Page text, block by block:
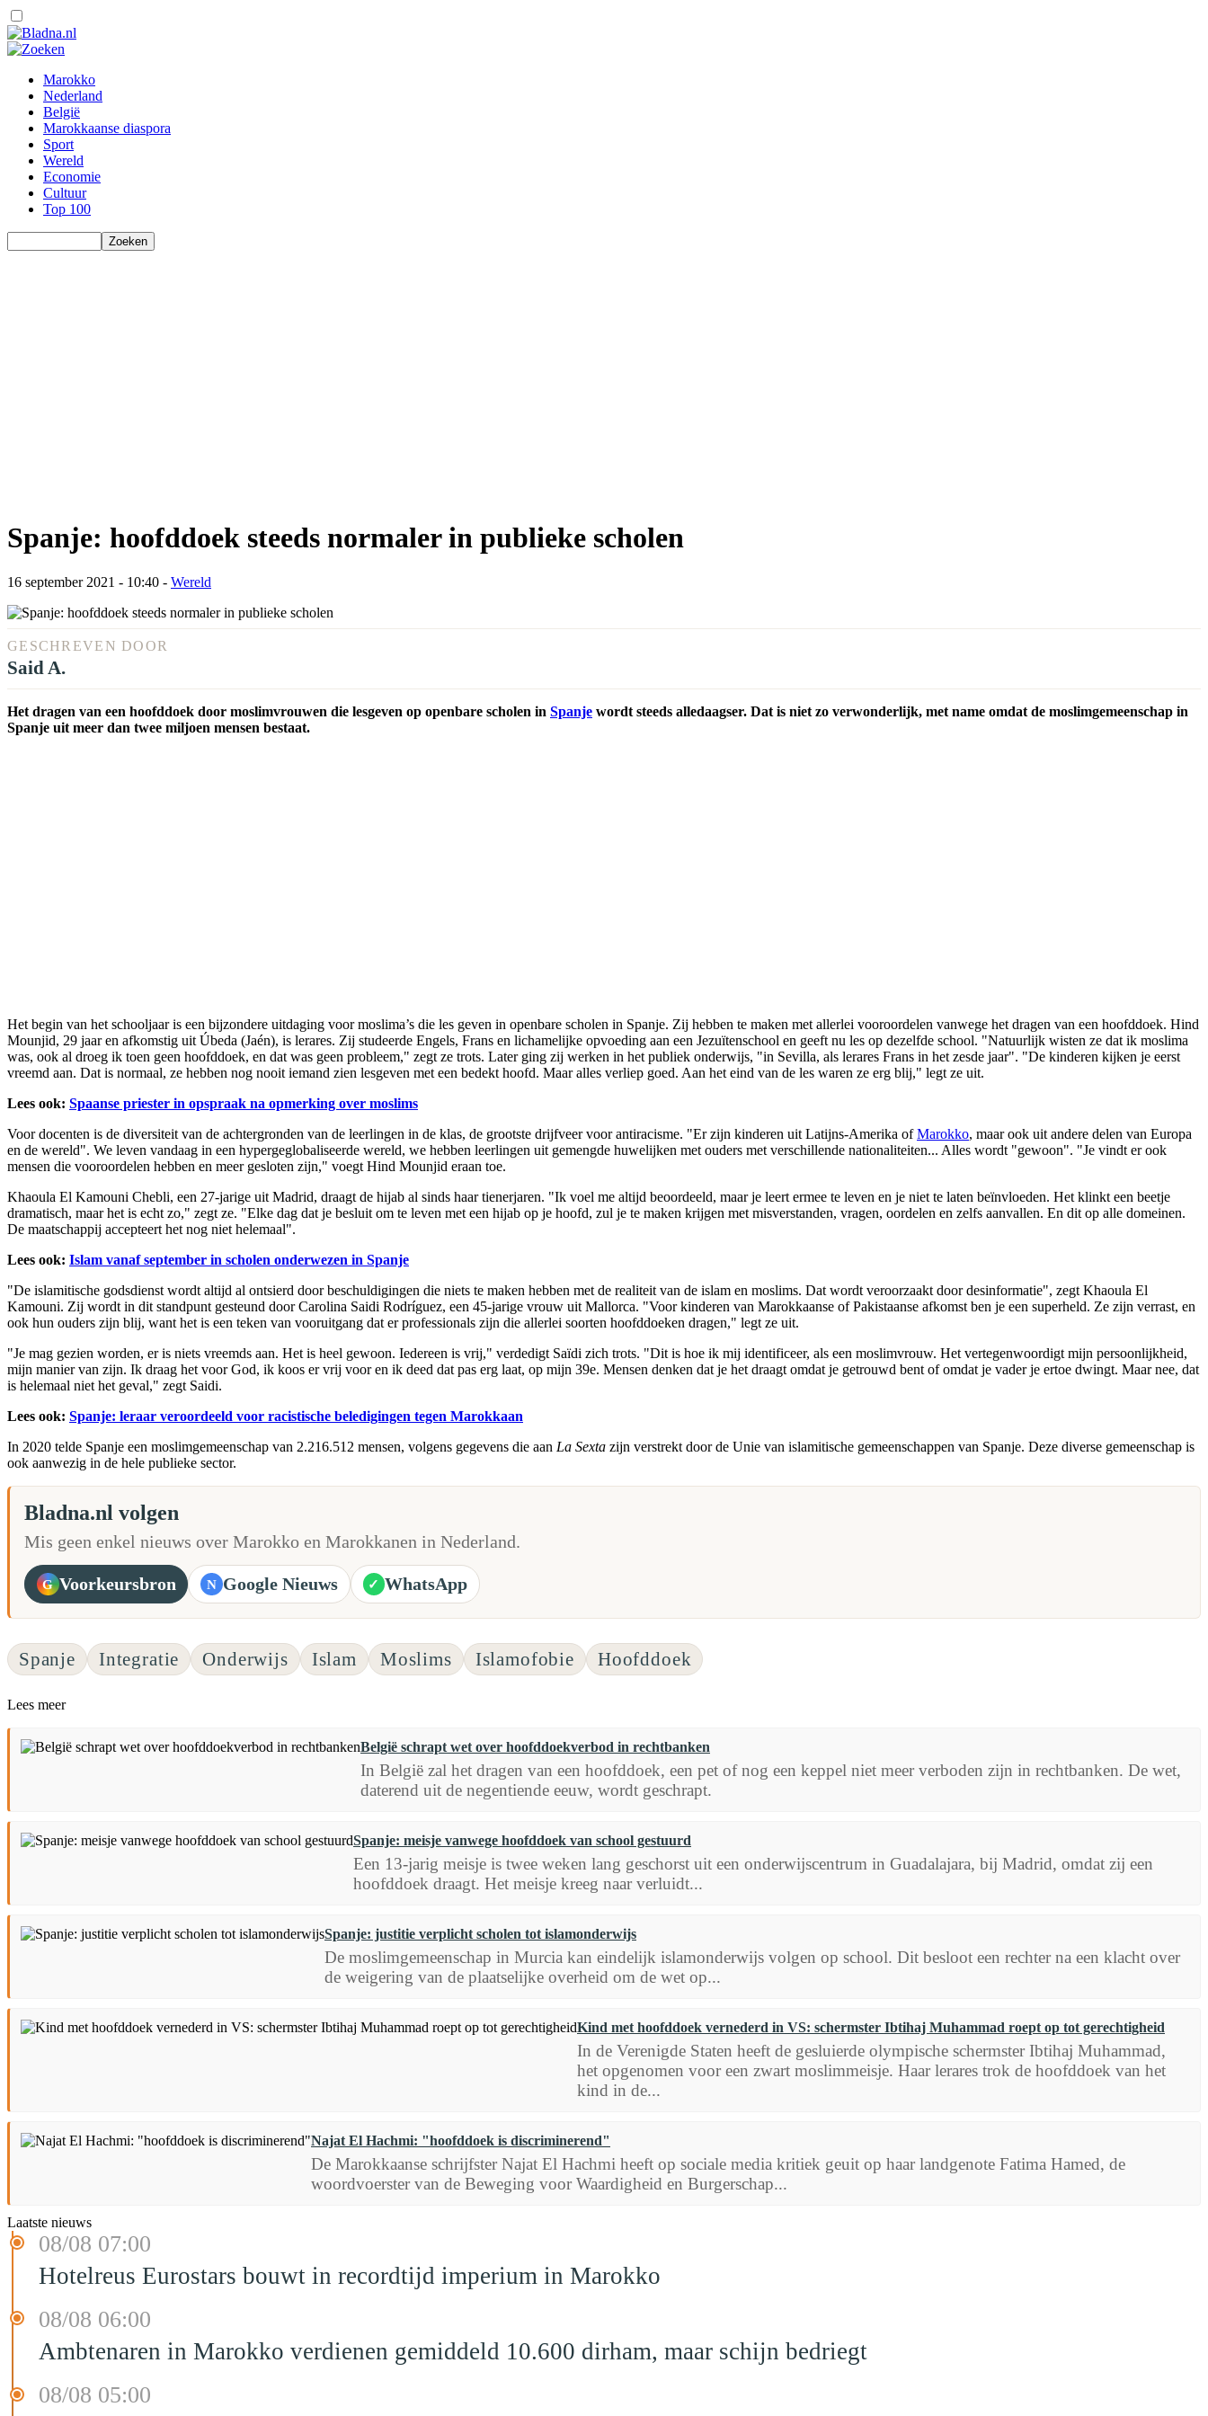
Marokko
Nederland
België
Marokkaanse diaspora
Sport
Wereld
Economie
Cultuur
Top 100
Spanje: hoofddoek steeds normaler in publieke scholen
16 september 2021 - 10:40 - Wereld
GESCHREVEN DOOR
Said A.
Het dragen van een hoofddoek door moslimvrouwen die lesgeven op openbare scholen in Spanje wordt steeds alledaagser. Dat is niet zo verwonderlijk, met name omdat de moslimgemeenschap in
Spanje uit meer dan twee miljoen mensen bestaat.
Het begin van het schooljaar is een bijzondere uitdaging voor moslima’s die les geven in openbare scholen in Spanje. Zij hebben te maken met allerlei vooroordelen vanwege het dragen van een hoofddoek. Hind
Mounjid, 29 jaar en afkomstig uit Úbeda (Jaén), is lerares. Zij studeerde Engels, Frans en lichamelijke opvoeding aan een Jezuïtenschool en geeft nu les op dezelfde school. "Natuurlijk wisten ze dat ik moslima
was, ook al droeg ik toen geen hoofddoek, en dat was geen probleem," zegt ze trots. Later ging zij werken in het publiek onderwijs, "in Sevilla, als lerares Frans in het zesde jaar". "De kinderen kijken je eerst
vreemd aan. Dat is normaal, ze hebben nog nooit iemand zien lesgeven met een bedekt hoofd. Maar alles verliep goed. Aan het eind van de les waren ze erg blij," legt ze uit.
Lees ook: Spaanse priester in opspraak na opmerking over moslims
Voor docenten is de diversiteit van de achtergronden van de leerlingen in de klas, de grootste drijfveer voor antiracisme. "Er zijn kinderen uit Latijns-Amerika ofMarokko, maar ook uit andere delen van Europa
en de wereld". We leven vandaag in een hypergeglobaliseerde wereld, we hebben leerlingen uit gemengde huwelijken met ouders met verschillende nationaliteiten... Alles wordt "gewoon". "Je vindt er ook
mensen die vooroordelen hebben en meer gesloten zijn," voegt Hind Mounjid eraan toe.
Khaoula El Kamouni Chebli, een 27-jarige uit Madrid, draagt de hijab al sinds haar tienerjaren. "Ik voel me altijd beoordeeld, maar je leert ermee te leven en je niet te laten beïnvloeden. Het klinkt een beetje
dramatisch, maar het is echt zo," zegt ze. "Elke dag dat je besluit om te leven met een hijab op je hoofd, zul je te maken krijgen met misverstanden, vragen, oordelen en zelfs aanvallen. En dit op alle domeinen.
De maatschappij accepteert het nog niet helemaal".
Lees ook: Islam vanaf september in scholen onderwezen in Spanje
"De islamitische godsdienst wordt altijd al ontsierd door beschuldigingen die niets te maken hebben met de realiteit van de islam en moslims. Dat wordt veroorzaakt door desinformatie", zegt Khaoula El
Kamouni. Zij wordt in dit standpunt gesteund door Carolina Saidi Rodríguez, een 45-jarige vrouw uit Mallorca. "Voor kinderen van Marokkaanse of Pakistaanse afkomst ben je een superheld. Ze zijn verrast, en
ook hun ouders zijn blij, want het is een teken van vooruitgang dat er professionals zijn die allerlei soorten hoofddoeken dragen," legt ze uit.
"Je mag gezien worden, er is niets vreemds aan. Het is heel gewoon. Iedereen is vrij," verdedigt Saïdi zich trots. "Dit is hoe ik mij identificeer, als een moslimvrouw. Het vertegenwoordigt mijn persoonlijkheid,
mijn manier van zijn. Ik draag het voor God, ik koos er vrij voor en ik deed dat pas erg laat, op mijn 39e. Mensen denken dat je het draagt omdat je getrouwd bent of omdat je vader je ertoe dwingt. Maar nee, dat
is helemaal niet het geval," zegt Saidi.
Lees ook: Spanje: leraar veroordeeld voor racistische beledigingen tegen Marokkaan
In 2020 telde Spanje een moslimgemeenschap van 2.216.512 mensen, volgens gegevens die aan La Sexta zijn verstrekt door de Unie van islamitische gemeenschappen van Spanje. Deze diverse gemeenschap is
ook aanwezig in de hele publieke sector.
Bladna.nl volgen
Mis geen enkel nieuws over Marokko en Marokkanen in Nederland.
G Voorkeursbron N Google Nieuws ✓ WhatsApp
Spanje Integratie Onderwijs Islam Moslims Islamofobie Hoofddoek
Lees meer
België schrapt wet over hoofddoekverbod in rechtbanken
In België zal het dragen van een hoofddoek, een pet of nog een keppel niet meer verboden zijn in rechtbanken. De wet,
daterend uit de negentiende eeuw, wordt geschrapt.
Spanje: meisje vanwege hoofddoek van school gestuurd
Een 13-jarig meisje is twee weken lang geschorst uit een onderwijscentrum in Guadalajara, bij Madrid, omdat zij een
hoofddoek draagt. Het meisje kreeg naar verluidt...
Spanje: justitie verplicht scholen tot islamonderwijs
De moslimgemeenschap in Murcia kan eindelijk islamonderwijs volgen op school. Dit besloot een rechter na een klacht over
de weigering van de plaatselijke overheid om de wet op...
Kind met hoofddoek vernederd in VS: schermster Ibtihaj Muhammad roept op tot gerechtigheid
In de Verenigde Staten heeft de gesluierde olympische schermster Ibtihaj Muhammad,
het opgenomen voor een zwart moslimmeisje. Haar lerares trok de hoofddoek van het
kind in de...
Najat El Hachmi: "hoofddoek is discriminerend"
De Marokkaanse schrijfster Najat El Hachmi heeft op sociale media kritiek geuit op haar landgenote Fatima Hamed, de
woordvoerster van de Beweging voor Waardigheid en Burgerschap...
Laatste nieuws
08/08 07:00
Hotelreus Eurostars bouwt in recordtijd imperium in Marokko
08/08 06:00
Ambtenaren in Marokko verdienen gemiddeld 10.600 dirham, maar schijn bedriegt
08/08 05:00